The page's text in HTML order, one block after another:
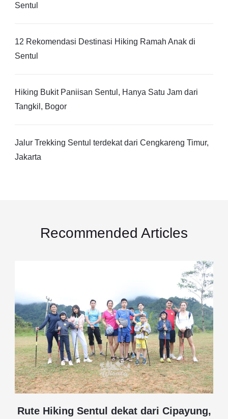
Sentul
12 Rekomendasi Destinasi Hiking Ramah Anak di
Sentul
Hiking Bukit Paniisan Sentul, Hanya Satu Jam dari
Tangkil, Bogor
Jalur Trekking Sentul terdekat dari Cengkareng Timur,
Jakarta
Recommended Articles
Rute Hiking Sentul dekat dari Cipayung,